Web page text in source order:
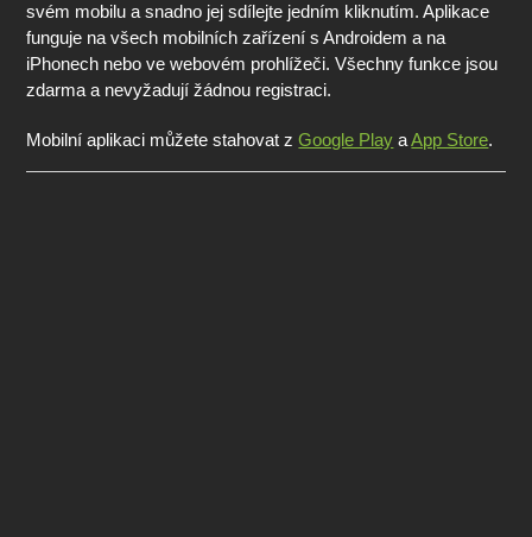
svém mobilu a snadno jej sdílejte jedním kliknutím. Aplikace
funguje na všech mobilních zařízení s Androidem a na
iPhonech nebo ve webovém prohlížeči. Všechny funkce jsou
zdarma a nevyžadují žádnou registraci.
Mobilní aplikaci můžete stahovat zGoogle Play aApp Store.